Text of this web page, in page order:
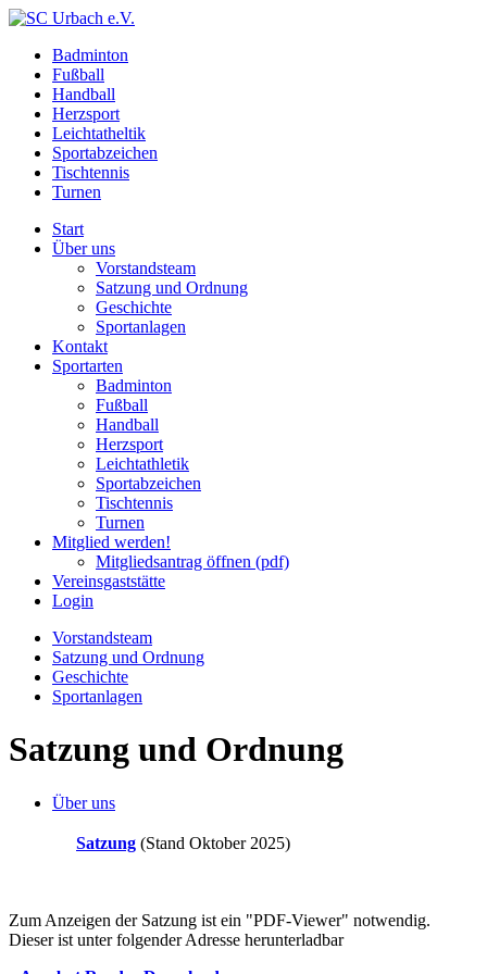
Badminton
Fußball
Handball
Herzsport
Leichtatheltik
Sportabzeichen
Tischtennis
Turnen
Start
Über uns
Vorstandsteam
Satzung und Ordnung
Geschichte
Sportanlagen
Kontakt
Sportarten
Badminton
Fußball
Handball
Herzsport
Leichtathletik
Sportabzeichen
Tischtennis
Turnen
Mitglied werden!
Mitgliedsantrag öffnen (pdf)
Vereinsgaststätte
Login
Vorstandsteam
Satzung und Ordnung
Geschichte
Sportanlagen
Satzung und Ordnung
Über uns
Satzung (Stand Oktober 2025)
Zum Anzeigen der Satzung ist ein "PDF-Viewer" notwendig.
Dieser ist unter folgender Adresse herunterladbar